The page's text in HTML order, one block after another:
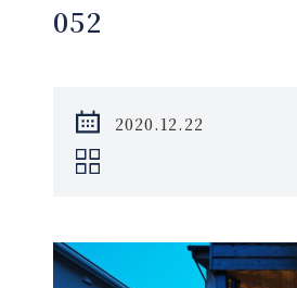
052
2020.12.22